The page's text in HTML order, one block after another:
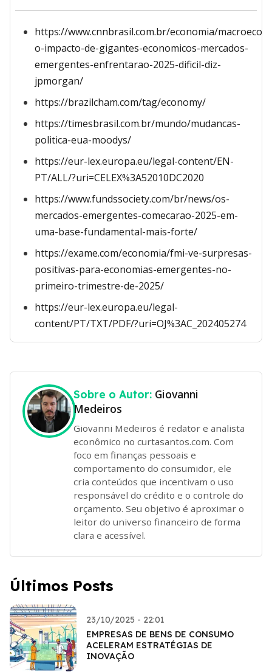
https://www.cnnbrasil.com.br/economia/
o-impacto-de-gigantes-economicos-mercados-
emergentes-enfrentarao-2025-dificil-diz-
jpmorgan/
https://brazilcham.com/tag/economy/
https://timesbrasil.com.br/mundo/mudancas-
politica-eua-moodys/
https://eur-lex.europa.eu/legal-content/EN-
PT/ALL/?uri=CELEX%3A52010DC2020
https://www.fundssociety.com/br/news/os-
mercados-emergentes-comecarao-2025-em-
uma-base-fundamental-mais-forte/
https://exame.com/economia/fmi-ve-surpresas-
positivas-para-economias-emergentes-no-
primeiro-trimestre-de-2025/
https://eur-lex.europa.eu/legal-
content/PT/TXT/PDF/?uri=OJ%3AC_202405274
Sobre o Autor: Giovanni
Medeiros
Giovanni Medeiros é redator e analista
econômico no curtasantos.com. Com
foco em finanças pessoais e
comportamento do consumidor, ele
cria conteúdos que incentivam o uso
responsável do crédito e o controle do
orçamento. Seu objetivo é aproximar o
leitor do universo financeiro de forma
clara e acessível.
Últimos Posts
23/10/2025 - 22:01
EMPRESAS DE BENS DE CONSUMO
ACELERAM ESTRATÉGIAS DE
INOVAÇÃO